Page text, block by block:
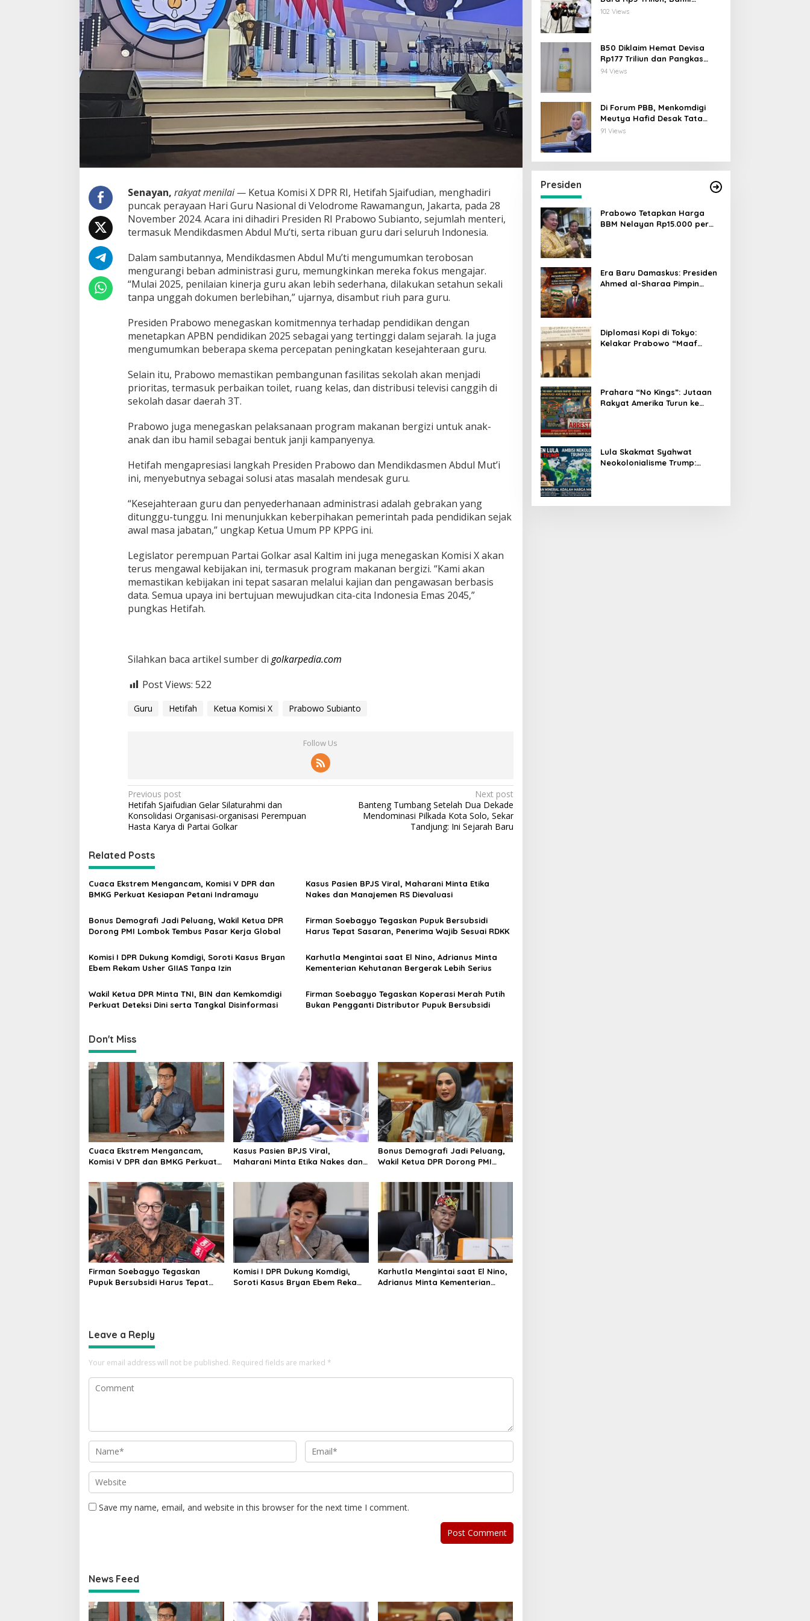
i
G
e
b
a
k
a
P
r
e
s
e
P
r
a
b
o
o
T
i
n
g
a
t
a
K
e
s
a
h
e
r
a
n
d
a
n
e
n
y
e
d
e
n
a
n
d
r
a
s
i
G
Senayan, rakyat menilai — Ketua Komisi X DPR RI, Hetifah Sjaifudian, menghadiri
puncak perayaan Hari Guru Nasional di Velodrome Rawamangun, Jakarta, pada 28
November 2024. Acara ini dihadiri Presiden RI Prabowo Subianto, sejumlah menteri,
termasuk Mendikdasmen Abdul Mu’ti, serta ribuan guru dari seluruh Indonesia.
Dalam sambutannya, Mendikdasmen Abdul Mu’ti mengumumkan terobosan
mengurangi beban administrasi guru, memungkinkan mereka fokus mengajar.
“Mulai 2025, penilaian kinerja guru akan lebih sederhana, dilakukan setahun sekali
tanpa unggah dokumen berlebihan,” ujarnya, disambut riuh para guru.
Presiden Prabowo menegaskan komitmennya terhadap pendidikan dengan
menetapkan APBN pendidikan 2025 sebagai yang tertinggi dalam sejarah. Ia juga
mengumumkan beberapa skema percepatan peningkatan kesejahteraan guru.
Selain itu, Prabowo memastikan pembangunan fasilitas sekolah akan menjadi
prioritas, termasuk perbaikan toilet, ruang kelas, dan distribusi televisi canggih di
sekolah dasar daerah 3T.
Prabowo juga menegaskan pelaksanaan program makanan bergizi untuk anak-
anak dan ibu hamil sebagai bentuk janji kampanyenya.
Hetifah mengapresiasi langkah Presiden Prabowo dan Mendikdasmen Abdul Mut’i
ini, menyebutnya sebagai solusi atas masalah mendesak guru.
“Kesejahteraan guru dan penyederhanaan administrasi adalah gebrakan yang
ditunggu-tunggu. Ini menunjukkan keberpihakan pemerintah pada pendidikan sejak
awal masa jabatan,” ungkap Ketua Umum PP KPPG ini.
Legislator perempuan Partai Golkar asal Kaltim ini juga menegaskan Komisi X akan
terus mengawal kebijakan ini, termasuk program makanan bergizi. “Kami akan
memastikan kebijakan ini tepat sasaran melalui kajian dan pengawasan berbasis
data. Semua upaya ini bertujuan mewujudkan cita-cita Indonesia Emas 2045,”
pungkas Hetifah.
Silahkan baca artikel sumber di golkarpedia.com
Post Views: 522
Guru Hetifah Ketua Komisi X Prabowo Subianto
Follow Us
P
o
s
t
n
a
v
i
g
t
o
Previous post
Hetifah Sjaifudian Gelar Silaturahmi dan
Konsolidasi Organisasi-organisasi Perempuan
Hasta Karya di Partai Golkar
Next post
Banteng Tumbang Setelah Dua Dekade
Mendominasi Pilkada Kota Solo, Sekar
Tandjung: Ini Sejarah Baru
Related Posts
Cuaca Ekstrem Mengancam, Komisi V DPR dan
BMKG Perkuat Kesiapan Petani Indramayu
Kasus Pasien BPJS Viral, Maharani Minta Etika
Nakes dan Manajemen RS Dievaluasi
Bonus Demografi Jadi Peluang, Wakil Ketua DPR
Dorong PMI Lombok Tembus Pasar Kerja Global
Firman Soebagyo Tegaskan Pupuk Bersubsidi
Harus Tepat Sasaran, Penerima Wajib Sesuai RDKK
Komisi I DPR Dukung Komdigi, Soroti Kasus Bryan
Ebem Rekam Usher GIIAS Tanpa Izin
Karhutla Mengintai saat El Nino, Adrianus Minta
Kementerian Kehutanan Bergerak Lebih Serius
Wakil Ketua DPR Minta TNI, BIN dan Kemkomdigi
Perkuat Deteksi Dini serta Tangkal Disinformasi
Firman Soebagyo Tegaskan Koperasi Merah Putih
Bukan Pengganti Distributor Pupuk Bersubsidi
Don't Miss
Cuaca Ekstrem Mengancam,
Komisi V DPR dan BMKG Perkuat
Kasus Pasien BPJS Viral,
Maharani Minta Etika Nakes dan
Bonus Demografi Jadi Peluang,
Wakil Ketua DPR Dorong PMI
Global
Firman Soebagyo Tegaskan
Pupuk Bersubsidi Harus Tepat
Komisi I DPR Dukung Komdigi,
Soroti Kasus Bryan Ebem Rekam
Karhutla Mengintai saat El Nino,
Adrianus Minta Kementerian
Leave a Reply
Your email address will not be published. Required fields are marked *
Save my name, email, and website in this browser for the next time I comment.
News Feed
Lahadalia: ESDM Siap Berikan
102 Views
B50 Diklaim Hemat Devisa
Rp177 Triliun dan Pangkas
Emisi 44 Juta Ton CO₂
94 Views
Di Forum PBB, Menkomdigi
Meutya Hafid Desak Tata
Kelola AI Global Utamakan
91 Views
Presiden
Prabowo Tetapkan Harga
BBM Nelayan Rp15.000 per
Era Baru Damaskus: Presiden
Ahmed al-Sharaa Pimpin
Diplomasi Kopi di Tokyo:
Kelakar Prabowo “Maaf
Prahara “No Kings”: Jutaan
Rakyat Amerika Turun ke
Lula Skakmat Syahwat
Neokolonialisme Trump: